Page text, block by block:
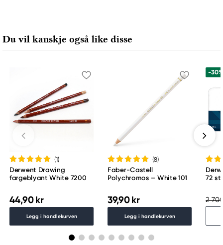
70469 Stuttgart, Germany
contactus@acco.com
Du vil kanskje også like disse
(1)
Derwent Drawing
fargeblyant White 7200
44,90 kr
Legg i handlekurven
(8)
Faber-Castell
Polychromos – White 101
39,90 kr
Legg i handlekurven
-
72
2